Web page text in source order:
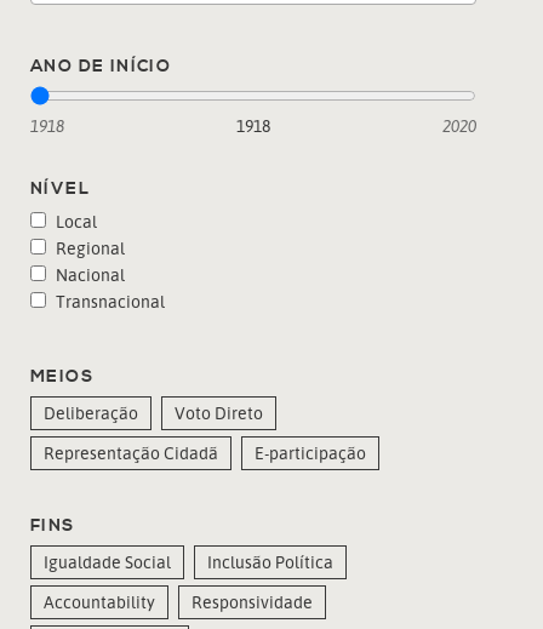
ANO DE INÍCIO
1918 2020
1918
NÍVEL
Local
Regional
Nacional
Transnacional
MEIOS
Deliberação
Voto Direto
Representação Cidadã
E-participação
FINS
Igualdade Social
Inclusão Política
Accountability
Responsividade